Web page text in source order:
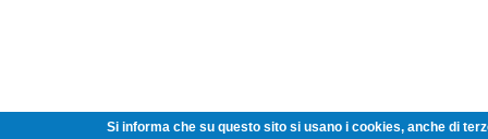
Si informa che su questo sito si usano i cookies, anche di